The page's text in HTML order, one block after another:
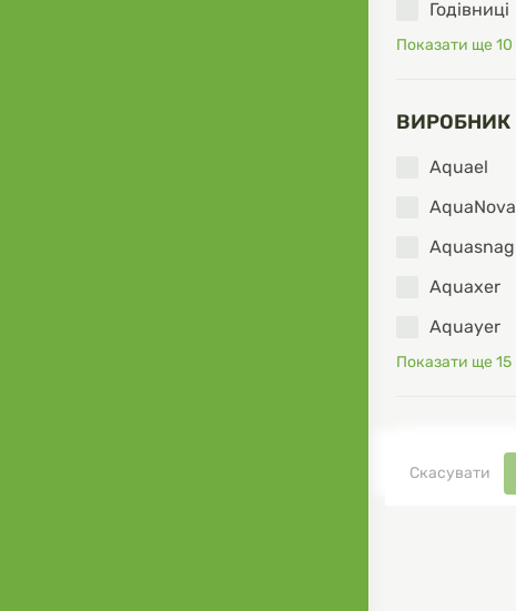
Годівниці
Показати ще 10
ВИРОБНИК
Aquael
AquaNova
Aquasnag
Aquaxer
Aquayer
Показати ще 15
Скасувати